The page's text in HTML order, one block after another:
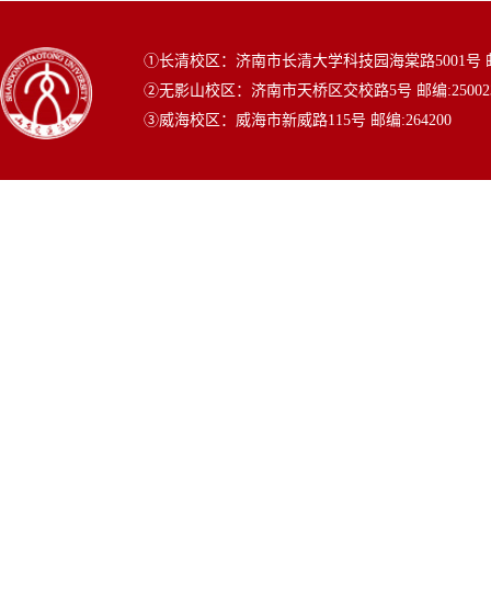
①长清校区：济南市长清大学科技园海棠路5001号
②无影山校区：济南市天桥区交校路5号 邮编
③威海校区：威海市新威路115号 邮编:264200